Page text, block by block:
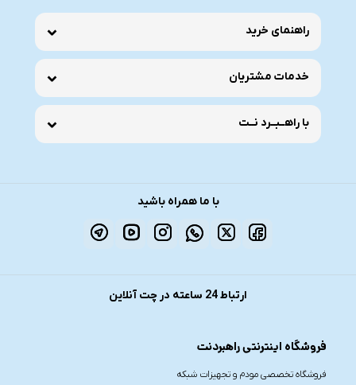
راهنمای خرید
خدمات مشتریان
با راهــبــرد نــت
با ما همراه باشید
ارتباط 24 ساعته در چت آنلاین
فروشگاه اینترنتی راهبردنت
فروشگاه تخصصی مودم و تجهیزات شبکه